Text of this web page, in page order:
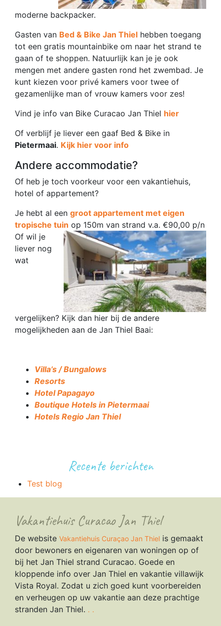
moderne backpacker.
Gasten van Bed & Bike Jan Thiel hebben toegang
tot een gratis mountainbike om naar het strand te
gaan of te shoppen. Natuurlijk kan je je ook
mengen met andere gasten rond het zwembad. Je
kunt kiezen voor privé kamers voor twee of
gezamenlijke man of vrouw kamers voor zes!
Vind je info van Bike Curacao Jan Thiel hier
Of verblijf je liever een gaaf Bed & Bike in
Pietermaai. Kijk hier voor info
Andere accommodatie?
Of heb je toch voorkeur voor een vakantiehuis,
hotel of appartement?
Je hebt al een groot appartement met eigen
tropische tuin op 150m van strand v.a. €90,00 p/n
Of wil je
liever nog
wat
vergelijken? Kijk dan hier bij de andere
mogelijkheden aan de Jan Thiel Baai:
Villa’s / Bungalows
Resorts
Hotel Papagayo
Boutique Hotels in Pietermaai
Hotels Regio Jan Thiel
Recente berichten
Test blog
Vakantiehuis Curacao Jan Thiel
De website Vakantiehuis Curaçao Jan Thiel is gemaakt
door bewoners en eigenaren van woningen op of
bij het Jan Thiel strand Curacao. Goede en
kloppende info over Jan Thiel en vakantie villawijk
Vista Royal. Zodat u zich goed kunt voorbereiden
en verheugen op uw vakantie aan deze prachtige
stranden Jan Thiel. . .